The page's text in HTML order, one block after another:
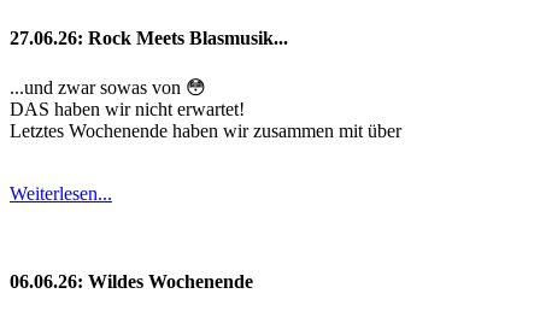
27.06.26: Rock Meets Blasmusik...
...und zwar sowas von 😳
DAS haben wir nicht erwartet!
Letztes Wochenende haben wir zusammen mit über
Weiterlesen...
06.06.26: Wildes Wochenende